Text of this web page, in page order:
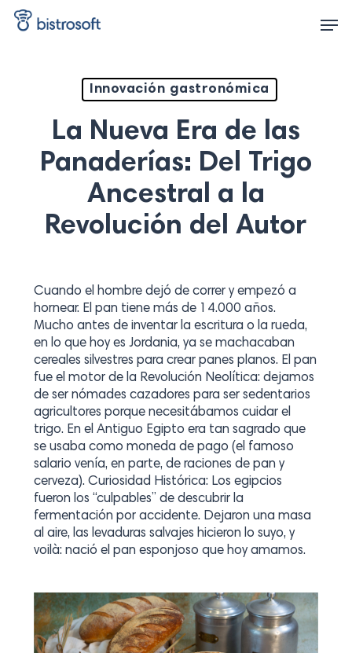
Skip
Innovación gastronómica
La Nueva Era de las
Panaderías: Del Trigo
Ancestral a la
Revolución del Autor
Cuando el hombre dejó de correr y empezó a
hornear. El pan tiene más de 14.000 años.
Mucho antes de inventar la escritura o la rueda,
en lo que hoy es Jordania, ya se machacaban
cereales silvestres para crear panes planos. El pan
fue el motor de la Revolución Neolítica: dejamos
de ser nómades cazadores para ser sedentarios
agricultores porque necesitábamos cuidar el
trigo. En el Antiguo Egipto era tan sagrado que
se usaba como moneda de pago (el famoso
salario venía, en parte, de raciones de pan y
cerveza). Curiosidad Histórica: Los egipcios
fueron los “culpables” de descubrir la
fermentación por accidente. Dejaron una masa
al aire, las levaduras salvajes hicieron lo suyo, y
voilà: nació el pan esponjoso que hoy amamos.